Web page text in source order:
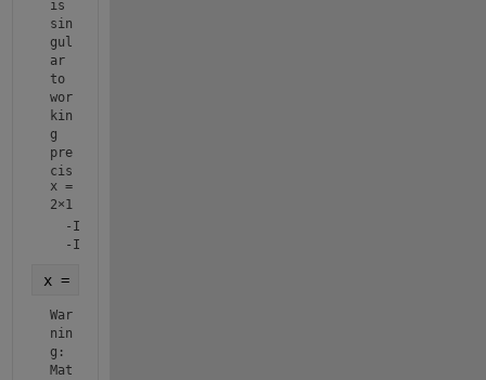
is
sin
gul
ar
to
wor
kin
g
pre
cis
ion
.
x =
2×1
  -Inf
x = inv(A)*b
War
nin
g:
Mat